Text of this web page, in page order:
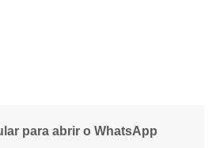
para abrir o WhatsApp